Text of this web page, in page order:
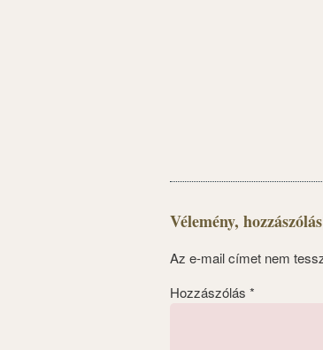
Vélemény,
Az e-mail címet nem
Hozzászólás *